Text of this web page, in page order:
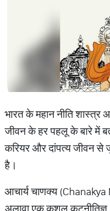
भारत के महान नीति शास्त्र
जीवन के हर पहलू के बारे में
करियर और दांपत्य जीवन से
है।
आचार्य चाणक्य (Chanakya